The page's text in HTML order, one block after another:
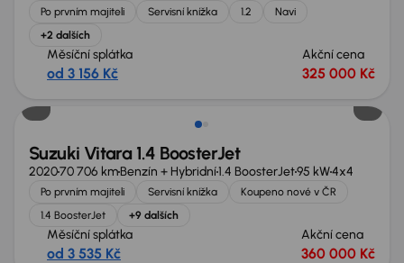
Po prvním majiteli Servisní knížka 1.2
Navi
+2 dalších
Měsíční splátka
od 3 156 Kč
Akční cena
325 000 Kč
Suzuki Vitara 1.4 BoosterJet
202070 706 kmBenzín + Hybridní1.4 BoosterJet95 kW4x4
Po prvním majiteli Servisní knížka
Koupeno nové v ČR
1.4 BoosterJet
+9 dalších
Měsíční splátka
od 3 535 Kč
Akční cena
360 000 Kč